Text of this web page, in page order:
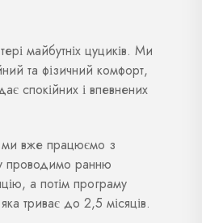
майбутніх цуциків. Ми
та фізичний комфорт,
спокійних і впевнених
ми вже працюємо з
проводимо ранню
а потім програму
триває до 2,5 місяців.